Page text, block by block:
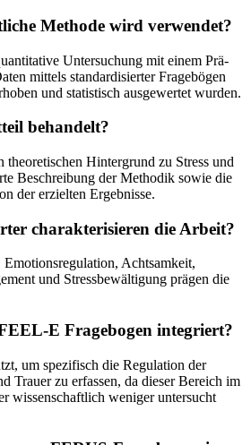
Methode wird verwendet?
Untersuchung mit einem Prä-
mittels standardisierter Fragebögen
und statistisch ausgewertet wurden.
behandelt?
theoretischen Hintergrund zu Stress und
Beschreibung der Methodik sowie die
der erzielten Ergebnisse.
charakterisieren die Arbeit?
Achtsamkeit,
und Stressbewältigung prägen die
E Fragebogen integriert?
um spezifisch die Regulation der
Trauer zu erfassen, da dieser Bereich im
wissenschaftlich weniger untersucht